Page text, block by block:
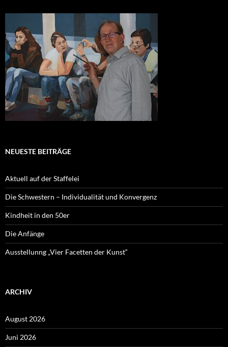
NEUESTE BEITRÄGE
Aktuell auf der Staffelei
Die Schwestern – Individualität und Konvergenz
Kindheit in den 50er
Die Anfänge
Ausstellunng „Vier Facetten der Kunst“
ARCHIV
August 2026
Juni 2026